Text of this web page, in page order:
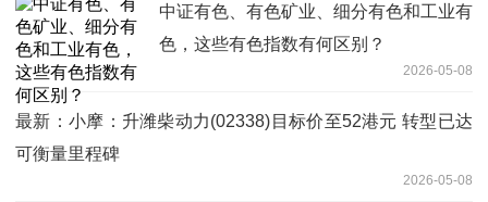
中证有色、有色矿业、细分有色和工业有
色，这些有色指数有何区别？
2026-05-08
最新：小摩：升潍柴动力(02338)目标价至52港元 转型已达
可衡量里程碑
2026-05-08